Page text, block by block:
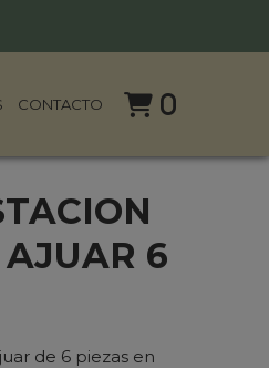
CONTACTO 0
AJUAR 6
de 6 piezas en